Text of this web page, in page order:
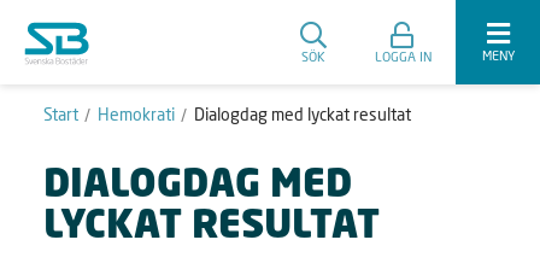
SÖK LOGGA IN MENY
Start Hemokrati Dialogdag med lyckat resultat
DIALOGDAG MED
LYCKAT RESULTAT